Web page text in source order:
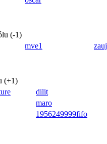
(-1)
mve1
(+1)
dilit
maro
1956249999fifo